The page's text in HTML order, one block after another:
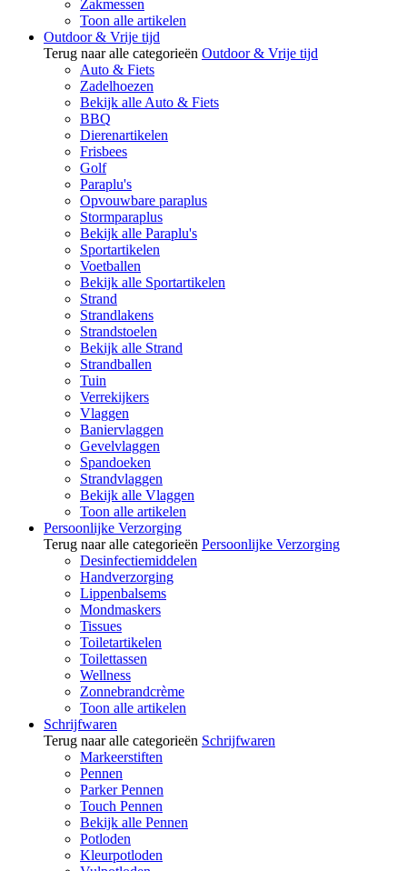
Zakmessen
Toon alle artikelen
Outdoor & Vrije tijd
Terug naar alle categorieën Outdoor & Vrije tijd
Auto & Fiets
Zadelhoezen
Bekijk alle Auto & Fiets
BBQ
Dierenartikelen
Frisbees
Golf
Paraplu's
Opvouwbare paraplus
Stormparaplus
Bekijk alle Paraplu's
Sportartikelen
Voetballen
Bekijk alle Sportartikelen
Strand
Strandlakens
Strandstoelen
Bekijk alle Strand
Strandballen
Tuin
Verrekijkers
Vlaggen
Baniervlaggen
Gevelvlaggen
Spandoeken
Strandvlaggen
Bekijk alle Vlaggen
Toon alle artikelen
Persoonlijke Verzorging
Terug naar alle categorieën Persoonlijke Verzorging
Desinfectiemiddelen
Handverzorging
Lippenbalsems
Mondmaskers
Tissues
Toiletartikelen
Toilettassen
Wellness
Zonnebrandcrème
Toon alle artikelen
Schrijfwaren
Terug naar alle categorieën Schrijfwaren
Markeerstiften
Pennen
Parker Pennen
Touch Pennen
Bekijk alle Pennen
Potloden
Kleurpotloden